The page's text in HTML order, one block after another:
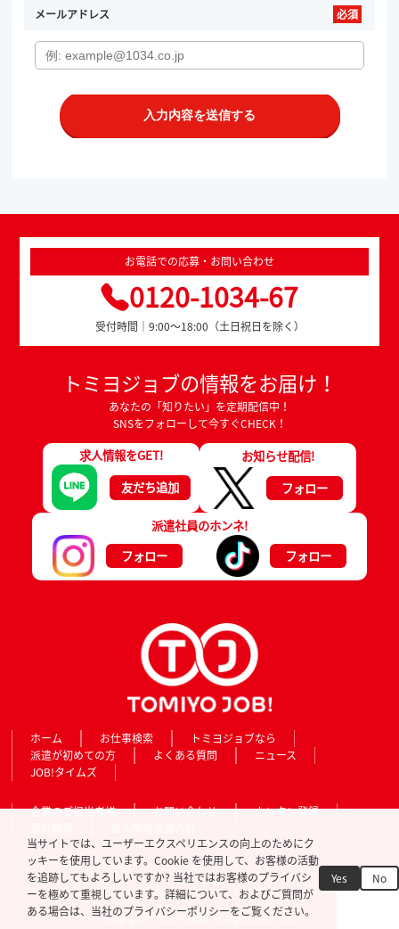
メールアドレス
お電話での応募・お問い合わせ
0120-1034-67
受付時間｜9:00～18:00（土日祝日を除く）
トミヨジョブの情報をお届け！
あなたの「知りたい」を定期配信中！
SNSをフォローして今すぐCHECK！
求人情報をGET!
友だち追加
お知らせ配信!
フォロー
派遣社員のホンネ!
フォロー
フォロー
ホーム お仕事検索
トミヨジョブなら
派遣が初めての方
よくある質問
ニュース
JOB!タイムズ
企業のご担当者様 お問い合わせ
カンタン登録
Copyright © TOMIYO JOB!. All Rights Reserved.
当サイトでは、ユーザーエクスペリエンスの向上のためにク
ッキーを使用しています。Cookie を使用して、お客様の活動
を追跡してもよろしいですか? 当社ではお客様のプライバシ
ーを極めて重視しています。詳細について、およびご質問が
ある場合は、当社のプライバシーポリシーをご覧ください。
Yes No